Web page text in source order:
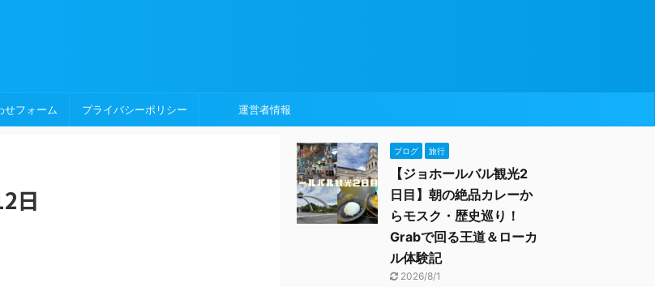
せフォーム プライバシーポリシー 運営者情報
日
ブログ 旅行
【ジョホールバル観光2
日目】朝の絶品カレーか
らモスク・歴史巡り！
Grabで回る王道＆ローカ
ル体験記
2026/8/1